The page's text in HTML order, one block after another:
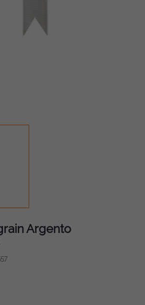
Argento